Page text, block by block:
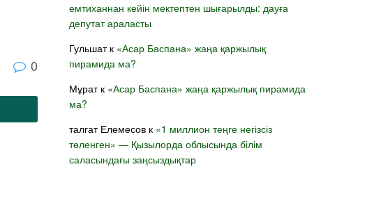
0
емтиханнан кейін мектептен шығарылды: дауға
депутат араласты
Гульшатк «Асар Баспана» жаңа қаржылық
пирамида ма?
Мұратк «Асар Баспана» жаңа қаржылық пирамида
ма?
талгат Елемесов к «1 миллион теңге негізсіз
төленген» — Қызылорда облысында білім
саласындағы заңсыздықтар